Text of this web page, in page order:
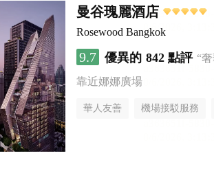
曼谷瑰麗酒店
Rosewood Bangkok
9.7 優異的 842 點評 “
靠近娜娜廣場
華人友善 機場接駁服務